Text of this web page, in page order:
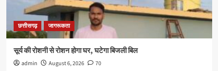
छत्तीसगढ़ जागरूकता
सूर्य की रोशनी से रोशन होगा घर, घटेगा बिजली बिल
admin August 6, 2026 70